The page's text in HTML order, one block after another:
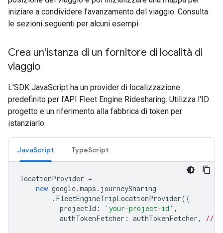
iniziare a condividere l'avanzamento del viaggio. Consulta
le sezioni seguenti per alcuni esempi.
Crea un'istanza di un fornitore di località di
viaggio
L'SDK JavaScript ha un provider di localizzazione
predefinito per l'API Fleet Engine Ridesharing. Utilizza l'ID
progetto e un riferimento alla fabbrica di token per
istanziarlo.
JavaScript TypeScript
locationProvider =
new google.maps . journeySharing
. FleetEngineTripLocationProvider({
projectId : 'your-project-id' ,
authTokenFetcher : authTokenFetcher, //